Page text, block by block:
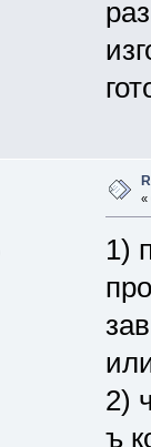
«
1)
2)
ъ